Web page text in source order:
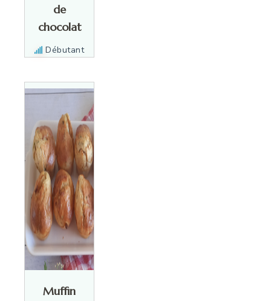
de
chocolat
Débutant
Muffin